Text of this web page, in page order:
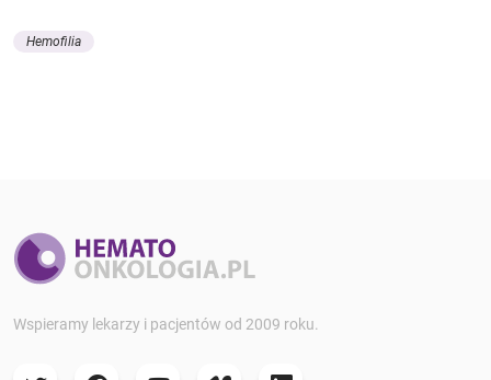
Hemofilia
Wspieramy lekarzy i pacjentów od 2009 roku.